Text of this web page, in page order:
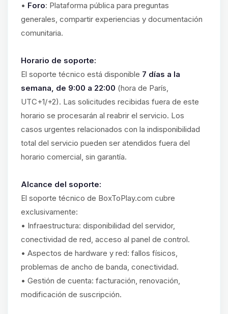
• Foro: Plataforma pública para preguntas
generales, compartir experiencias y documentación
comunitaria.
Horario de soporte:
El soporte técnico está disponible 7 días a la
semana, de 9:00 a 22:00 (hora de París,
UTC+1/+2). Las solicitudes recibidas fuera de este
horario se procesarán al reabrir el servicio. Los
casos urgentes relacionados con la indisponibilidad
total del servicio pueden ser atendidos fuera del
horario comercial, sin garantía.
Alcance del soporte:
El soporte técnico de BoxToPlay.com cubre
exclusivamente:
• Infraestructura: disponibilidad del servidor,
conectividad de red, acceso al panel de control.
• Aspectos de hardware y red: fallos físicos,
problemas de ancho de banda, conectividad.
• Gestión de cuenta: facturación, renovación,
modificación de suscripción.